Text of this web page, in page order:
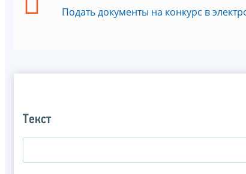
Подать документы на конкурс в
Текст